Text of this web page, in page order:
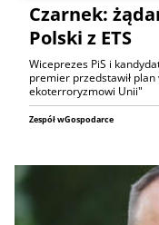
Czarnek:
Polski z ETS
Wiceprezes PiS i
premier przedstawił plan
ekoterroryzmowi Unii"
Zespół wGospodarce